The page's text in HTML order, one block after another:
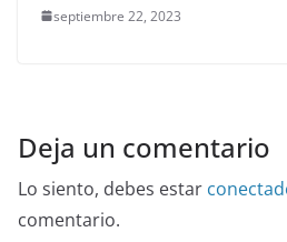
septiembre 22, 2023
Deja un comentario
Lo siento, debes estar
comentario.